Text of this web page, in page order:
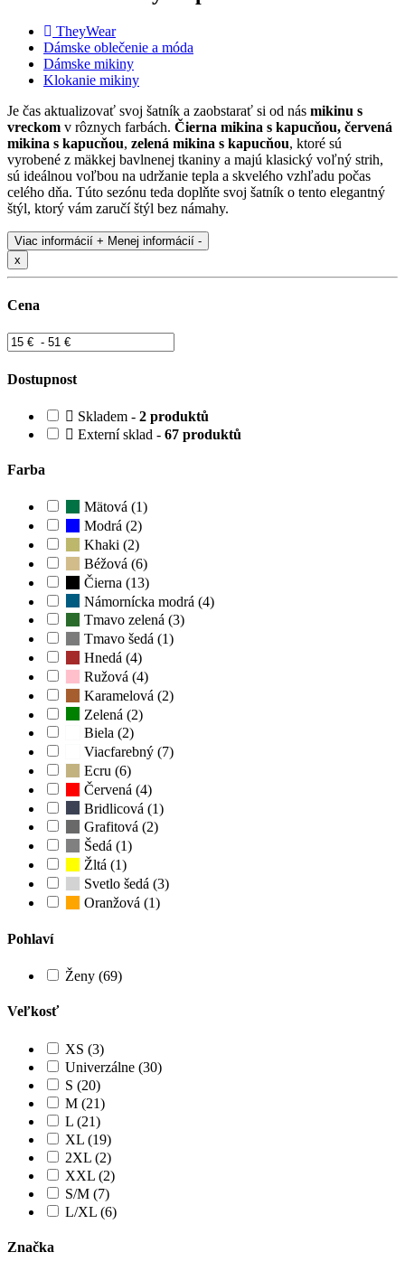
TheyWear
Dámske oblečenie a móda
Dámske mikiny
Klokanie mikiny
Je čas aktualizovať svoj šatník a zaobstarať si od nás mikinu s
vreckom v rôznych farbách. Čierna mikina s kapucňou, červená
mikina s kapucňou, zelená mikina s kapucňou, ktoré sú
vyrobené z mäkkej bavlnenej tkaniny a majú klasický voľný strih,
sú ideálnou voľbou na udržanie tepla a skvelého vzhľadu počas
celého dňa. Túto sezónu teda doplňte svoj šatník o tento elegantný
štýl, ktorý vám zaručí štýl bez námahy.
Viac informácií + Menej informácií -
x
Cena
Dostupnost
Skladem - 2 produktů
Externí sklad - 67 produktů
Farba
Mätová (1)
Modrá (2)
Khaki (2)
Béžová (6)
Čierna (13)
Námornícka modrá (4)
Tmavo zelená (3)
Tmavo šedá (1)
Hnedá (4)
Ružová (4)
Karamelová (2)
Zelená (2)
Biela (2)
Viacfarebný (7)
Ecru (6)
Červená (4)
Bridlicová (1)
Grafitová (2)
Šedá (1)
Žltá (1)
Svetlo šedá (3)
Oranžová (1)
Pohlaví
Ženy (69)
Veľkosť
XS (3)
Univerzálne (30)
S (20)
M (21)
L (21)
XL (19)
2XL (2)
XXL (2)
S/M (7)
L/XL (6)
Značka